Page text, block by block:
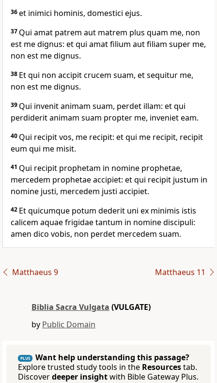
36et inimici hominis, domestici ejus.
37 Qui amat patrem aut matrem plus quam me, non
est me dignus: et qui amat filium aut filiam super me,
non est me dignus.
38 Et qui non accipit crucem suam, et sequitur me,
non est me dignus.
39 Qui invenit animam suam, perdet illam: et qui
perdiderit animam suam propter me, inveniet eam.
40 Qui recipit vos, me recipit: et qui me recipit, recipit
eum qui me misit.
41 Qui recipit prophetam in nomine prophetae,
mercedem prophetae accipiet: et qui recipit justum in
nomine justi, mercedem justi accipiet.
42 Et quicumque potum dederit uni ex minimis istis
calicem aquae frigidae tantum in nomine discipuli:
amen dico vobis, non perdet mercedem suam.
Matthaeus 9 Matthaeus 11
Biblia Sacra Vulgata (VULGATE)
by Public Domain
PLUS
Want help understanding this passage?
Explore trusted study tools in the Resourcestab.
Discoverdeeper insightwith Bible Gateway Plus.